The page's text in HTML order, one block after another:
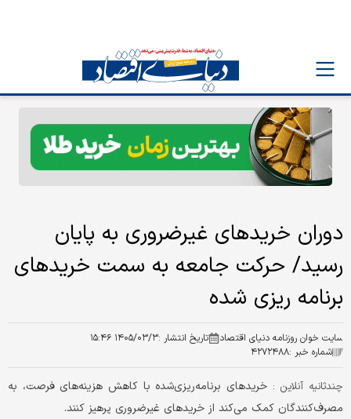
دوران خریدهای غیرضروری به پایان
رسید/ حرکت جامعه به سمت خریدهای
برنامه‌ ریزی‌ شده
سایت خوان روزنامه دنیای اقتصاد تاریخ انتشار :۱۴۰۵/۰۳/۳ ۱۵:۴۶
شماره خبر :۴۲۷۲۴۸۸
چندثانیه آنلاین : خریدهای برنامه‌ریزی‌شده با کاهش هزینه‌های فرصت، به
مصرف‌کنندگان کمک می‌کند از خریدهای غیرضروری پرهیز کنند.